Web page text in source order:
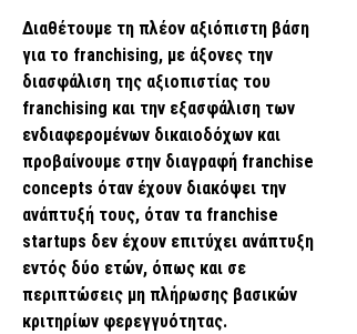
Διαθέτουμε τη πλέον αξιόπιστη βάση
για το franchising, με άξονες την
διασφάλιση της αξιοπιστίας του
franchising και την εξασφάλιση των
ενδιαφερομένων δικαιοδόχων και
προβαίνουμε στην διαγραφή franchise
concepts όταν έχουν διακόψει την
ανάπτυξή τους, όταν τα franchise
startups δεν έχουν επιτύχει ανάπτυξη
εντός δύο ετών, όπως και σε
περιπτώσεις μη πλήρωσης βασικών
κριτηρίων φερεγγυότητας.